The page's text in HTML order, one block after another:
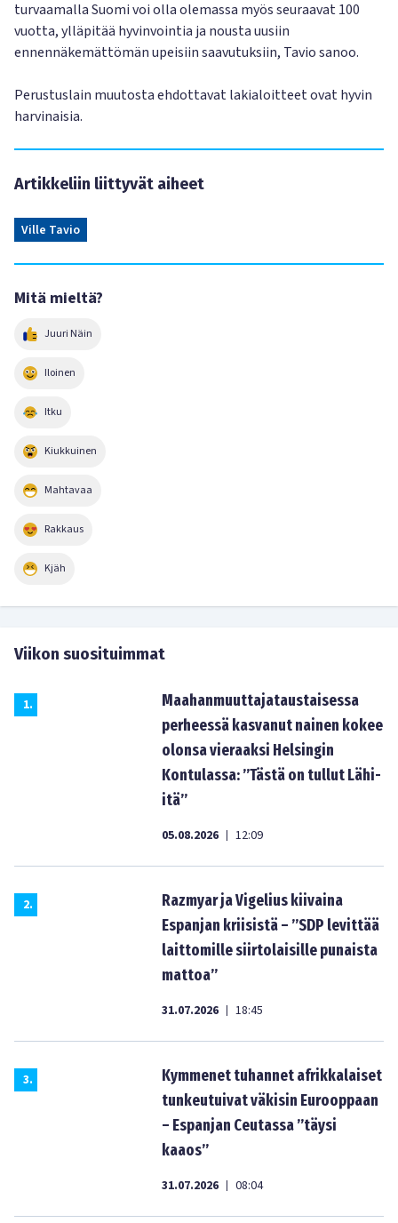
turvaamalla Suomi voi olla olemassa myös seuraavat 100
vuotta, ylläpitää hyvinvointia ja nousta uusiin
ennennäkemättömän upeisiin saavutuksiin, Tavio sanoo.
Perustuslain muutosta ehdottavat lakialoitteet ovat hyvin
harvinaisia.
Artikkeliin liittyvät aiheet
Ville Tavio
Mitä mieltä?
Juuri Näin
Iloinen
Itku
Kiukkuinen
Mahtavaa
Rakkaus
Kjäh
Viikon suosituimmat
1.
Maahanmuuttajataustaisessa
perheessä kasvanut nainen kokee
olonsa vieraaksi Helsingin
Kontulassa: ”Tästä on tullut Lähi-
itä”
05.08.2026 | 12:09
2.
Razmyar ja Vigelius kiivaina
Espanjan kriisistä – ”SDP levittää
laittomille siirtolaisille punaista
mattoa”
31.07.2026 | 18:45
3.
Kymmenet tuhannet afrikkalaiset
tunkeutuivat väkisin Eurooppaan
– Espanjan Ceutassa ”täysi
kaaos”
31.07.2026 | 08:04